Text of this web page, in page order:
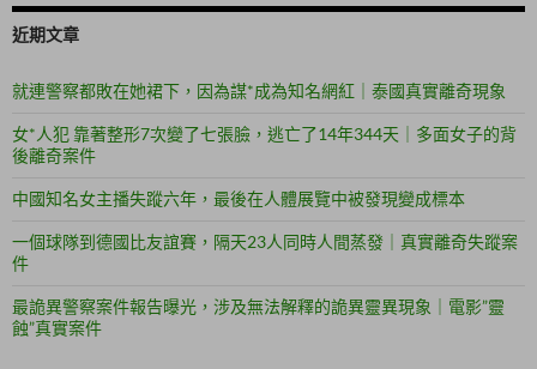
近期文章
就連警察都敗在她裙下，因為謀*成為知名網紅｜泰國真實離奇現象
女*人犯 靠著整形7次變了七張臉，逃亡了14年344天｜多面女子的背
後離奇案件
中國知名女主播失蹤六年，最後在人體展覽中被發現變成標本
一個球隊到德國比友誼賽，隔天23人同時人間蒸發｜真實離奇失蹤案
件
最詭異警察案件報告曝光，涉及無法解釋的詭異靈異現象｜電影”靈
蝕”真實案件